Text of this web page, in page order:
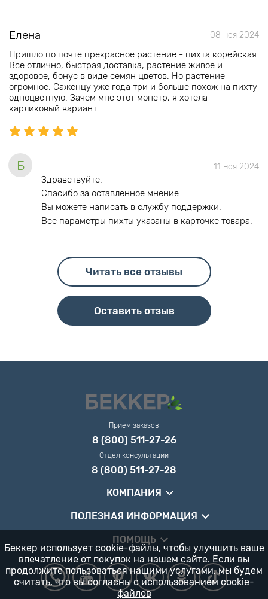
Елена 08 ноя 2024
Пришло по почте прекрасное растение - пихта корейская.
Все отлично, быстрая доставка, растение живое и
здоровое, бонус в виде семян цветов. Но растение
огромное. Саженцу уже года три и больше похож на пихту
одноцветную. Зачем мне этот монстр, я хотела
карликовый вариант
Б 11 ноя 2024
Здравствуйте.
Спасибо за оставленное мнение.
Вы можете написать в службу поддержки.
Все параметры пихты указаны в карточке товара.
Читать все отзывы
Оставить отзыв
Прием заказов
8 (800) 511-27-26
Отдел консультации
8 (800) 511-27-28
КОМПАНИЯ
ПОЛЕЗНАЯ ИНФОРМАЦИЯ
ПОМОЩЬ
Беккер использует cookie-файлы, чтобы улучшить ваше
впечатление от покупок на нашем сайте. Если вы
продолжите пользоваться нашими услугами, мы будем
считать, что вы согласны с использованием cookie-
файлов